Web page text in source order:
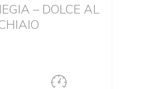
– DOLCE AL